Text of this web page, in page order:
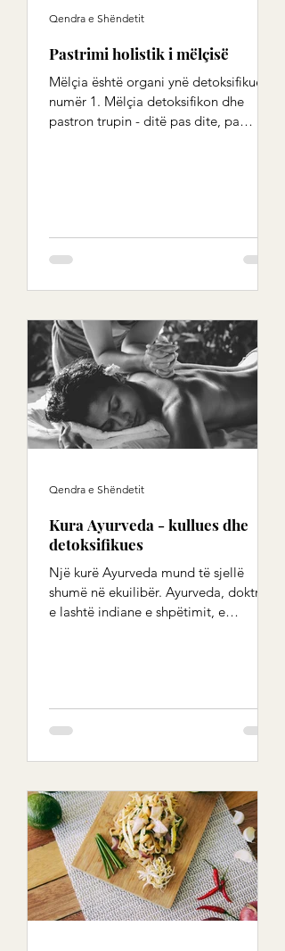
Pastrimi holistik i mëlçisë
Mëlçia është organi ynë detoksifikues
numër 1. Mëlçia detoksifikon dhe
pastron trupin - ditë pas dite, pa
Qendra e Shëndetit
Kura Ayurveda - kullues dhe
detoksifikues
Një kurë Ayurveda mund të sjellë
shumë në ekuilibër. Ayurveda, doktrina
e lashtë indiane e shpëtimit, e
Qendra e Shëndetit